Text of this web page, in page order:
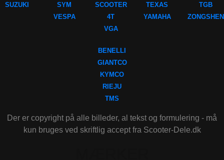
SUZUKI
SYM
VESPA
SCOOTER
4T
VGA
TEXAS
YAMAHA
TGB
ZONGSHEN
BENELLI
GIANTCO
KYMCO
RIEJU
TMS
Der er copyright på alle billeder, al tekst og formulering - må
kun bruges ved skriftlig accept fra Scooter-Dele.dk